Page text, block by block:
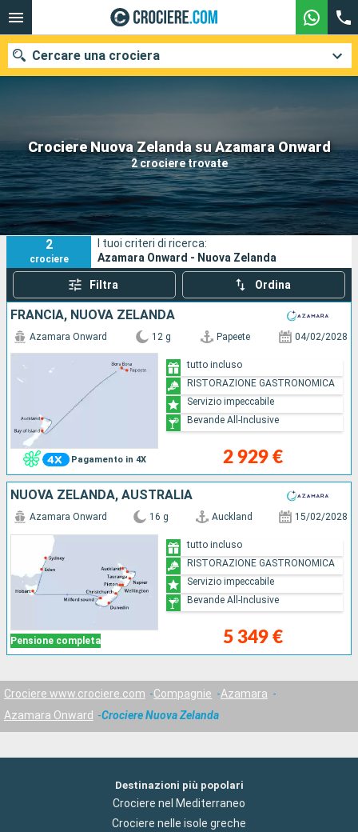
Crociere Nuova Zelanda su Azamara Onward
2 crociere trovate
Cercare una crociera
Le nostre destinazioni
Mesi di partenza
Porti Compagnie
Ricerca
2
crociere
I tuoi criteri di ricerca:
Azamara Onward - Nuova Zelanda
Filtra Ordina
FRANCIA, NUOVA ZELANDA
Pagamento in 4X
Azamara Onward 12 g Papeete 04/02/2028
2 929 €
tutto incluso
RISTORAZIONE GASTRONOMICA
Servizio impeccabile
Bevande All-Inclusive
NUOVA ZELANDA, AUSTRALIA
Pensione completa
Azamara Onward 16 g Auckland 15/02/2028
5 349 €
tutto incluso
RISTORAZIONE GASTRONOMICA
Servizio impeccabile
Bevande All-Inclusive
Crociere www.crociere.com Compagnie
Azamara
Azamara Onward
Crociere Nuova Zelanda
Destinazioni più popolari
Crociere nel Mediterraneo
Crociere nelle isole greche